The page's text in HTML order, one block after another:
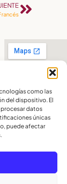
como las
del dispositivo. El
datos
únicas
puede afectar